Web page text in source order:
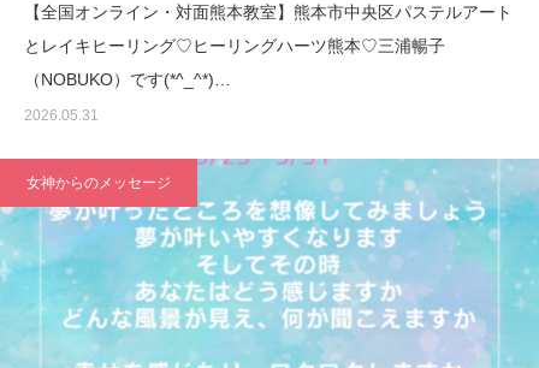
【全国オンライン・対面熊本教室】熊本市中央区パステルアート
とレイキヒーリング♡ヒーリングハーツ熊本♡三浦暢子
（NOBUKO）です(*^_^*)…
2026.05.31
女神からのメッセージ